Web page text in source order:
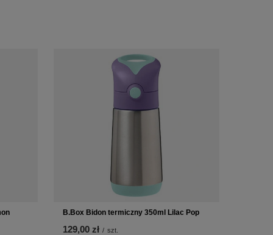
B.Box Bidon termiczny 350ml Lilac Pop
129,00 zł / szt.